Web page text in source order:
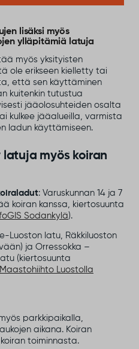
lisäksi myös
ylläpitämiä latuja
myös yksityisten
ole erikseen kielletty tai
että sen käyttäminen
kuitenkin tutustua
jääolosuhteiden osalta
kulkee jääalueilla, varmista
ladun käyttämiseen.
myös koiran
: Varuskunnan 14 ja 7
koiran kanssa, kiertosuunta
Sodankylä).
Luoston latu, Räkkiluoston
ja Orressokka –
(kiertosuunta
Maastohiihto Luostolla
parkkipaikalla,
aikana. Koiran
toiminnasta.